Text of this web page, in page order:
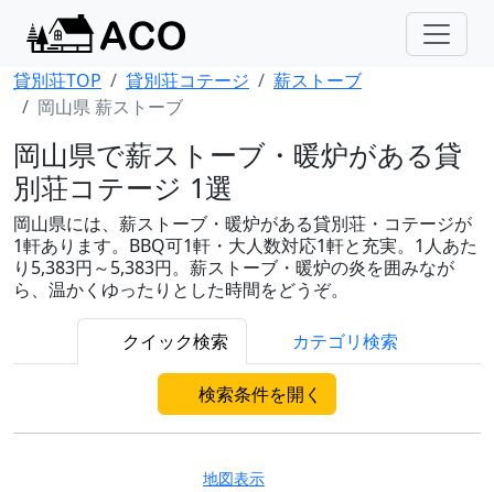
貸別荘TOP 貸別荘コテージ
薪ストーブ
岡山県 薪ストーブ
岡山県で薪ストーブ・暖炉がある貸
別荘コテージ 1選
岡山県には、薪ストーブ・暖炉がある貸別荘・コテージが
1軒あります。BBQ可1軒・大人数対応1軒と充実。1人あた
り5,383円～5,383円。薪ストーブ・暖炉の炎を囲みなが
ら、温かくゆったりとした時間をどうぞ。
クイック検索 カテゴリ検索
検索条件を開く
地図表示